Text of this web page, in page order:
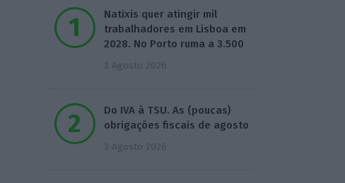
Natixis quer atingir mil
trabalhadores em Lisboa em
2028. No Porto ruma a 3.500
3 Agosto 2026
Do IVA à TSU. As (poucas)
obrigações fiscais de agosto
3 Agosto 2026